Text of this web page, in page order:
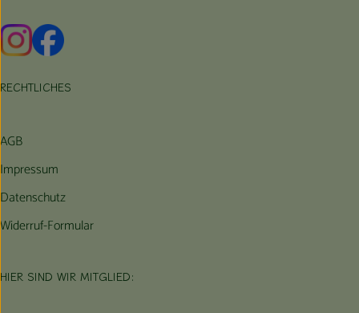
Externer Link zu https://www.instagram.com/hofbauernhof/
Externer Link zu https://www.facebook.com/
RECHTLICHES
AGB
Impressum
Datenschutz
Widerruf-Formular
HIER SIND WIR MITGLIED: